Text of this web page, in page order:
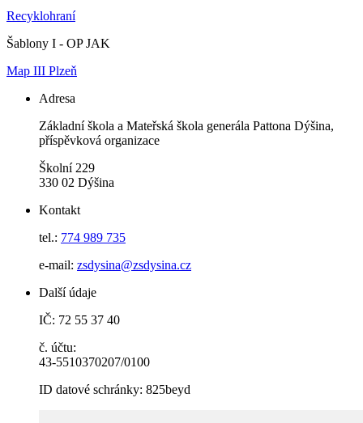
Recyklohraní
Šablony I - OP JAK
Map III Plzeň
Adresa
Základní škola a Mateřská škola generála Pattona Dýšina,
příspěvková organizace
Školní 229
330 02 Dýšina
Kontakt
tel.: 774 989 735
e-mail: zsdysina@zsdysina.cz
Další údaje
IČ: 72 55 37 40
č. účtu:
43-5510370207/0100
ID datové schránky: 825beyd